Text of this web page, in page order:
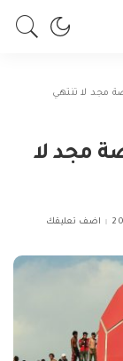
مجد لا تنتهي
مجد لا
اضف تعليقك